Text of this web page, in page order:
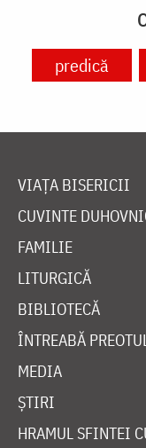
predică
VIAȚA BISERICII
CUVINTE
FAMILIE
LITURGICĂ
BIBLIOTECĂ
ÎNTREABĂ
MEDIA
ȘTIRI
HRAMUL SFINTEI